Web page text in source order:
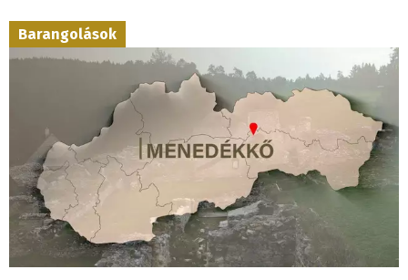
Barangolások